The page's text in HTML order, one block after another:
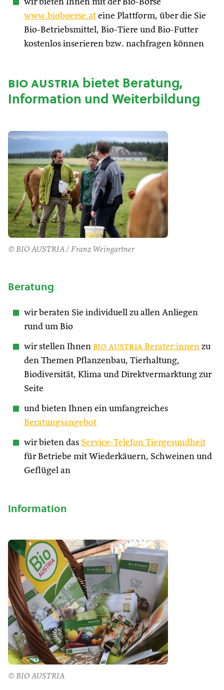
wir bieten Ihnen mit der Bio-Börse
www.bioboerse.at eine Plattform, über die Sie
Bio-Betriebsmittel, Bio-Tiere und Bio-Futter
kostenlos inserieren bzw. nachfragen können
bio austriabietet Beratung,
Information und Weiterbildung
© BIO AUSTRIA / Franz Weingartner
Beratung
wir beraten Sie individuell zu allen Anliegen
rund um Bio
wir stellen Ihnen bio austria Berater:innen zu
den Themen Pflanzenbau, Tierhaltung,
Biodiversität, Klima und Direktvermarktung zur
Seite
und bieten Ihnen ein umfangreiches
Beratungsangebot
wir bieten das Service-Telefon Tiergesundheit
für Betriebe mit Wiederkäuern, Schweinen und
Geflügel an
Information
© BIO AUSTRIA